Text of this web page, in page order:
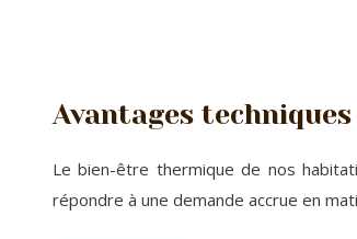
Avantages
Le bien-être thermique de nos
répondre à une demande accrue en